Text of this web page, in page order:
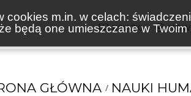
cookies m.in. w celach:
będą one umieszczane w
KSIĄŻKI
GŁÓWNA NAUKI